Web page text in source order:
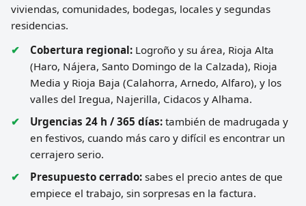
viviendas, comunidades, bodegas, locales y segundas
residencias.
Cobertura regional: Logroño y su área, Rioja Alta
(Haro, Nájera, Santo Domingo de la Calzada), Rioja
Media y Rioja Baja (Calahorra, Arnedo, Alfaro), y los
valles del Iregua, Najerilla, Cidacos y Alhama.
Urgencias 24 h / 365 días: también de madrugada y
en festivos, cuando más caro y difícil es encontrar un
cerrajero serio.
Presupuesto cerrado: sabes el precio antes de que
empiece el trabajo, sin sorpresas en la factura.